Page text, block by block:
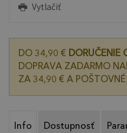
Vytlačiť
DO 34,90 € DORUČENIE
DOPRAVA ZADARMO
ZA 34,90 € A
Info Dostupnosť